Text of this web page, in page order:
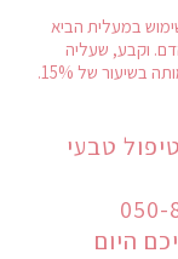
במעלית הביא
וקבע, שעליה
במדרגות גורמת ירידה במשקל לאורך זמן מפחיתה תמותה בשיעור של 15%.
טבעי
היום